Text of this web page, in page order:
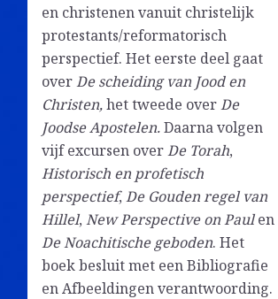
en christenen vanuit christelijk
protestants/reformatorisch
perspectief. Het eerste deel gaat
overDe scheiding van Jood en
Christen,het tweede overDe
Joodse Apostelen.Daarna volgen
vijf excursen overDe Torah,
Historisch en profetisch
perspectief,De Gouden regel van
Hillel, New Perspective on Paulen
De Noachitische geboden. Het
boek besluit met een Bibliografie
en Afbeeldingen verantwoording.